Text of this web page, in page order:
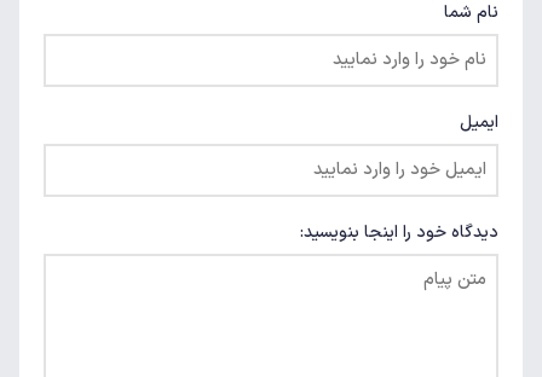
نام شما
ایمیل
دیدگاه خود را اینجا بنویسید: